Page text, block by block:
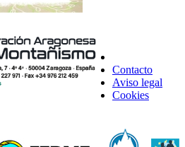
Contacto
Aviso legal
Cookies